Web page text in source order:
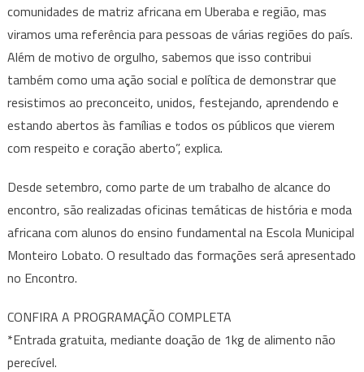
comunidades de matriz africana em Uberaba e região, mas
viramos uma referência para pessoas de várias regiões do país.
Além de motivo de orgulho, sabemos que isso contribui
também como uma ação social e política de demonstrar que
resistimos ao preconceito, unidos, festejando, aprendendo e
estando abertos às famílias e todos os públicos que vierem
com respeito e coração aberto”, explica.
Desde setembro, como parte de um trabalho de alcance do
encontro, são realizadas oficinas temáticas de história e moda
africana com alunos do ensino fundamental na Escola Municipal
Monteiro Lobato. O resultado das formações será apresentado
no Encontro.
CONFIRA A PROGRAMAÇÃO COMPLETA
*Entrada gratuita, mediante doação de 1kg de alimento não
perecível.